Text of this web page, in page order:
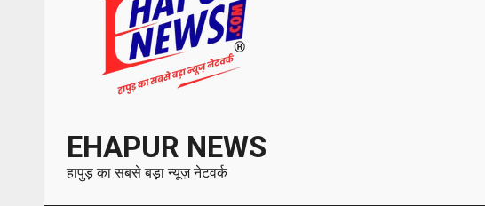
EHAPUR NEWS
हापुड़ का सबसे बड़ा न्यूज़ नेटवर्क